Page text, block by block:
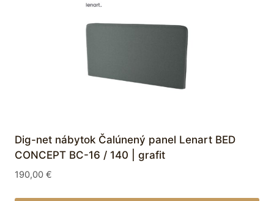
Dig-net nábytok Čalúnený panel Lenart BED
CONCEPT BC-16 / 140 | grafit
190,00 €